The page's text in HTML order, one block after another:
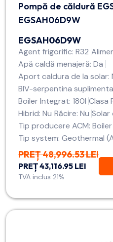
Pompă de căldură
EGSAH06D9W
EGSAH06D9W
Agent frigorific: R32
Apă caldă menajeră: Da
Aport caldura de la solar:
BIV-serpentina
Boiler Integrat: 180l Clasa
Hibrid: Nu Răcire: Nu Solar
Tip producere ACM:
Tip system: Geothermal
PREȚ 48,996.53 LEI
PREȚ 43,116.95 LEI
TVA inclus 21%